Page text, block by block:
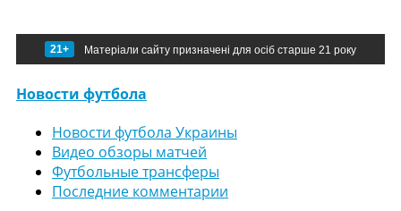
21+ Матеріали сайту призначені для осіб старше 21 року
Новости футбола
Новости футбола Украины
Видео обзоры матчей
Футбольные трансферы
Последние комментарии